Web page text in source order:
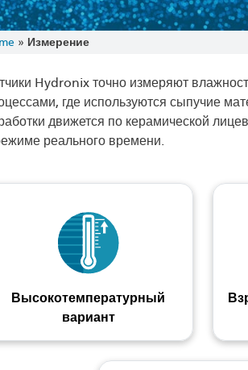
» Измерение
Hydronix точно измеряют
где используются сыпучие
движется по керамической
реального времени.
Высокотемпературный
вариант